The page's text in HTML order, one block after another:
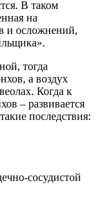
В таком
на
и осложнений,
тогда
а воздух
Когда к
– развивается
последствия:
сосудистой